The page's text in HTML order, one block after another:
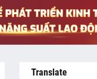
Translate